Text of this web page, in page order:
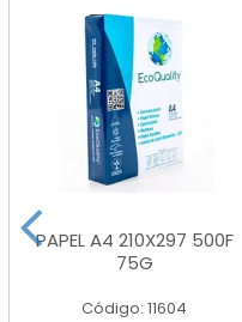
PAPEL A4 210X297 500F
75G
Código: 11604